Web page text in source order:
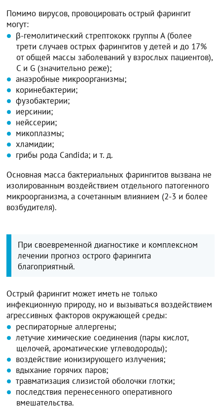
Помимо вирусов, провоцировать острый фарингит
могут:
β-гемолитический стрептококк группы А (более
трети случаев острых фарингитов у детей и до 17%
от общей массы заболеваний у взрослых пациентов),
С и G (значительно реже);
анаэробные микроорганизмы;
коринебактерии;
фузобактерии;
иерсинии;
нейссерии;
микоплазмы;
хламидии;
грибы рода Candida; и т. д.
Основная масса бактериальных фарингитов вызвана не
изолированным воздействием отдельного патогенного
микроорганизма, а сочетанным влиянием (2-3 и более
возбудителя).
При своевременной диагностике и комплексном
лечении прогноз острого фарингита
благоприятный.
Острый фарингит может иметь не только
инфекционную природу, но и вызываться воздействием
агрессивных факторов окружающей среды:
респираторные аллергены;
летучие химические соединения (пары кислот,
щелочей, ароматические углеводороды);
воздействие ионизирующего излучения;
вдыхание горячих паров;
травматизация слизистой оболочки глотки;
последствия перенесенного оперативного
вмешательства.